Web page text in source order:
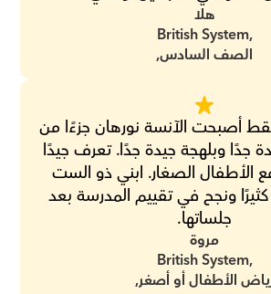
هلا
الصف السادس,
British System,
جلساتها.
مروة
الأطفال أو أصغر,
British System,